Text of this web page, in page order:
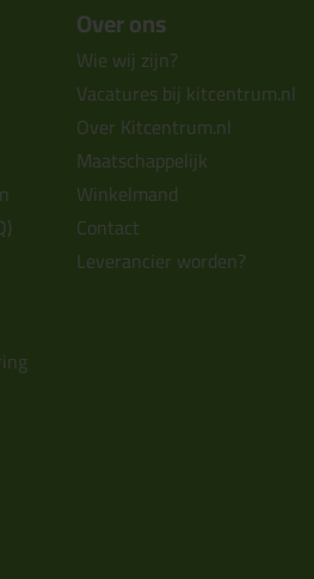
Over ons
Wie wij zijn?
Vacatures bij kitcentrum.nl
Over Kitcentrum.nl
Maatschappelijk
Winkelmand
Contact
Leverancier worden?